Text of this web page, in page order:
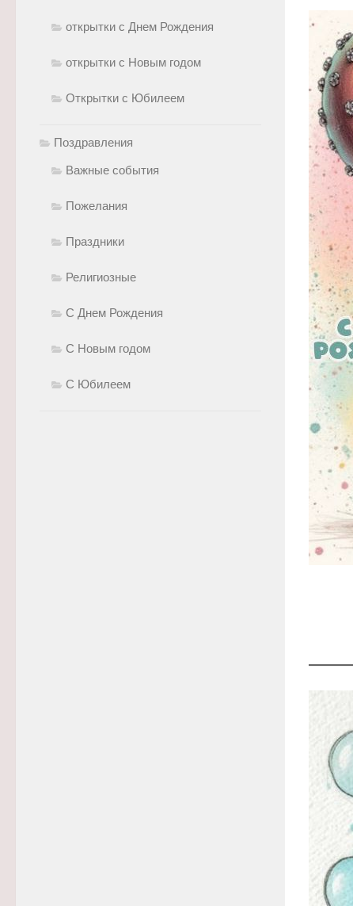
открытки с Днем Рождения
открытки с Новым годом
Открытки с Юбилеем
Поздравления
Важные события
Пожелания
Праздники
Религиозные
С Днем Рождения
С Новым годом
С Юбилеем